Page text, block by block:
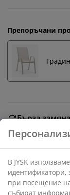
Препоръчани
Бърза
Различни
Бърза и лесна